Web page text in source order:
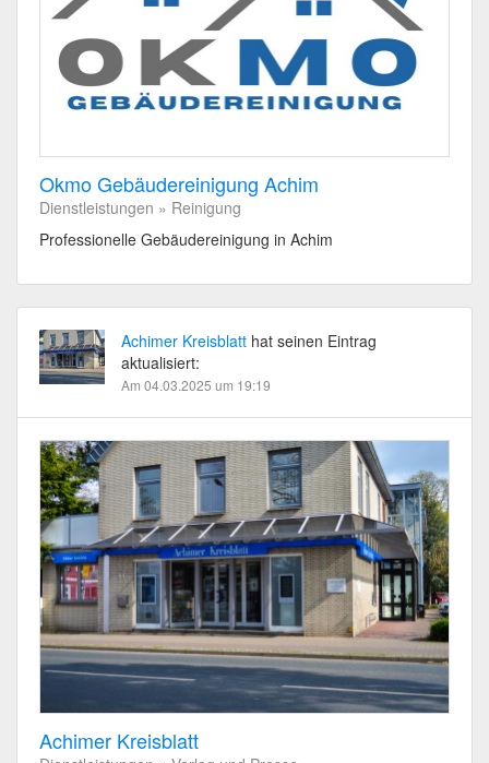
Okmo Gebäudereinigung Achim
Dienstleistungen » Reinigung
Professionelle Gebäudereinigung in Achim
Achimer Kreisblatt hat seinen Eintrag
aktualisiert:
Am 04.03.2025 um 19:19
Achimer Kreisblatt